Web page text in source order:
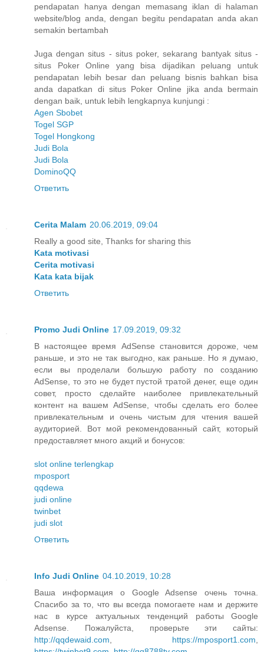
pendapatan hanya dengan memasang iklan di halaman
website/blog anda, dengan begitu pendapatan anda akan
semakin bertambah
Juga dengan situs - situs poker, sekarang bantyak situs -
situs Poker Online yang bisa dijadikan peluang untuk
pendapatan lebih besar dan peluang bisnis bahkan bisa
anda dapatkan di situs Poker Online jika anda bermain
dengan baik, untuk lebih lengkapnya kunjungi :
Agen Sbobet
Togel SGP
Togel Hongkong
Judi Bola
Judi Bola
DominoQQ
Ответить
Cerita Malam 20.06.2019, 09:04
Really a good site, Thanks for sharing this
Kata motivasi
Cerita motivasi
Kata kata bijak
Ответить
Promo Judi Online 17.09.2019, 09:32
В настоящее время AdSense становится дороже, чем
раньше, и это не так выгодно, как раньше. Но я думаю,
если вы проделали большую работу по созданию
AdSense, то это не будет пустой тратой денег, еще один
совет, просто сделайте наиболее привлекательный
контент на вашем AdSense, чтобы сделать его более
привлекательным и очень чистым для чтения вашей
аудиторией. Вот мой рекомендованный сайт, который
предоставляет много акций и бонусов:
slot online terlengkap
mposport
qqdewa
judi online
twinbet
judi slot
Ответить
Info Judi Online 04.10.2019, 10:28
Ваша информация о Google Adsense очень точна.
Спасибо за то, что вы всегда помогаете нам и держите
нас в курсе актуальных тенденций работы Google
Adsense. Пожалуйста, проверьте эти сайты:
http://qqdewaid.com
https://mposport1.com